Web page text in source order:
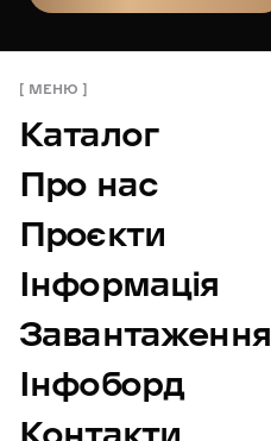
МЕНЮ
Каталог
Про нас
Проєкти
Інформація
Завантаження
Інфоборд